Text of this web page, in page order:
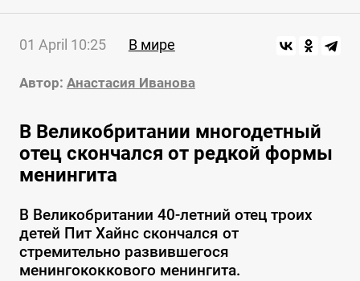
01 April 10:25 В мире
Автор: Анастасия Иванова
В Великобритании многодетный
отец скончался от редкой формы
менингита
В Великобритании 40-летний отец троих
детей Пит Хайнс скончался от
стремительно развившегося
менингококкового менингита.